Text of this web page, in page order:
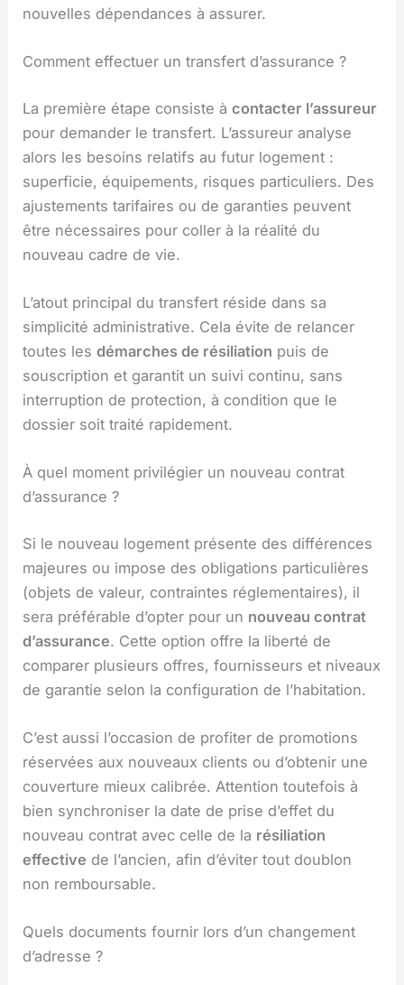
nouvelles dépendances à assurer.
Comment effectuer un transfert d’assurance ?
La première étape consiste àcontacter l’assureur
pour demander le transfert. L’assureur analyse
alors les besoins relatifs au futur logement :
superficie, équipements, risques particuliers. Des
ajustements tarifaires ou de garanties peuvent
être nécessaires pour coller à la réalité du
nouveau cadre de vie.
L’atout principal du transfert réside dans sa
simplicité administrative. Cela évite de relancer
toutes lesdémarches de résiliation puis de
souscription et garantit un suivi continu, sans
interruption de protection, à condition que le
dossier soit traité rapidement.
À quel moment privilégier un nouveau contrat
d’assurance ?
Si le nouveau logement présente des différences
majeures ou impose des obligations particulières
(objets de valeur, contraintes réglementaires), il
sera préférable d’opter pour un nouveau contrat
d’assurance. Cette option offre la liberté de
comparer plusieurs offres, fournisseurs et niveaux
de garantie selon la configuration de l’habitation.
C’est aussi l’occasion de profiter de promotions
réservées aux nouveaux clients ou d’obtenir une
couverture mieux calibrée. Attention toutefois à
bien synchroniser la date de prise d’effet du
nouveau contrat avec celle de la résiliation
effective de l’ancien, afin d’éviter tout doublon
non remboursable.
Quels documents fournir lors d’un changement
d’adresse ?